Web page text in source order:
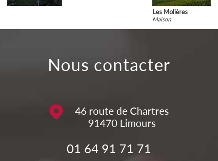
nous contacter
46 route de Chartres
91470 Limours
01 64 91 71 71